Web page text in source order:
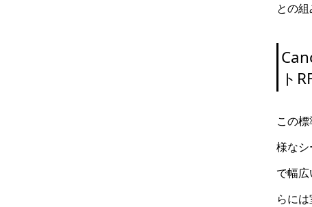
との
ト
この
様な
で幅
らに